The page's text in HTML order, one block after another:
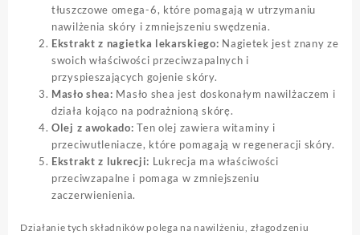
tłuszczowe omega-6, które pomagają w utrzymaniu
nawilżenia skóry i zmniejszeniu swędzenia.
Ekstrakt z nagietka lekarskiego: Nagietek jest znany ze
swoich właściwości przeciwzapalnych i
przyspieszających gojenie skóry.
Masło shea: Masło shea jest doskonałym nawilżaczem i
działa kojąco na podrażnioną skórę.
Olej z awokado: Ten olej zawiera witaminy i
przeciwutleniacze, które pomagają w regeneracji skóry.
Ekstrakt z lukrecji: Lukrecja ma właściwości
przeciwzapalne i pomaga w zmniejszeniu
zaczerwienienia.
Działanie tych składników polega na nawilżeniu, złagodzeniu